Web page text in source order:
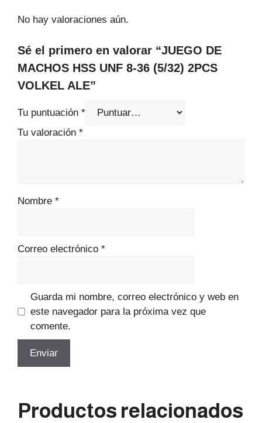
No hay valoraciones aún.
Sé el primero en valorar “JUEGO DE
MACHOS HSS UNF 8-36 (5/32) 2PCS
VOLKEL ALE”
Tu puntuación *
Tu valoración *
Nombre *
Correo electrónico *
Guarda mi nombre, correo electrónico y web en
este navegador para la próxima vez que
comente.
Productos relacionados